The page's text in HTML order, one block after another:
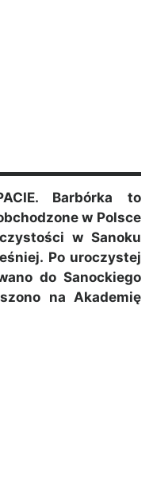
Barbórka to
w Polsce
w Sanoku
Po uroczystej
do Sanockiego
na Akademię